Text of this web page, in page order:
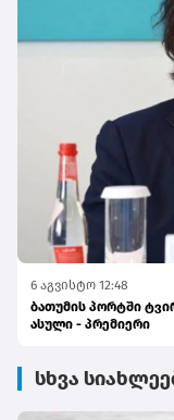
6 აგვისტო 12:48
ბათუმის პორტში
ასული - პრემიერი
სხვა